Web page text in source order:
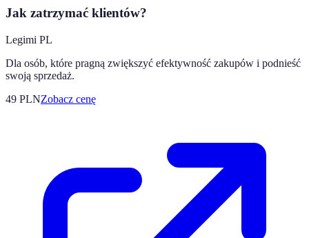
Jak zatrzymać klientów?
Legimi PL
Dla osób, które pragną zwiększyć efektywność zakupów i podnieść
swoją sprzedaż.
49 PLNZobacz cenę